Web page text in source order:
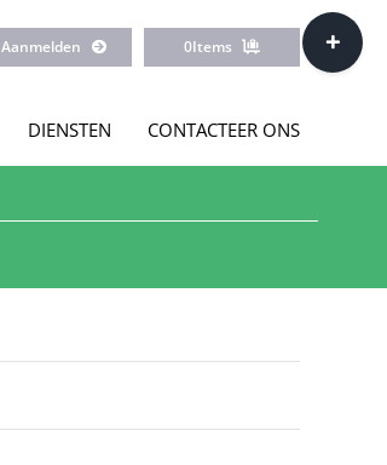
Aanmelden 0Items
DIENSTEN CONTACTEER ONS
Toggle
Sliding